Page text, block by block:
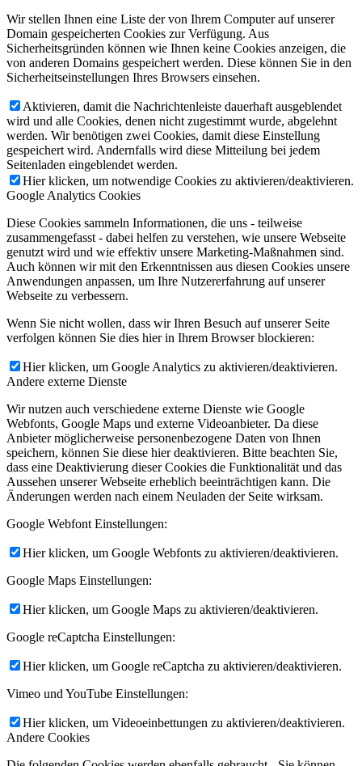
Wir stellen Ihnen eine Liste der von Ihrem Computer auf unserer
Domain gespeicherten Cookies zur Verfügung. Aus
Sicherheitsgründen können wie Ihnen keine Cookies anzeigen, die
von anderen Domains gespeichert werden. Diese können Sie in den
Sicherheitseinstellungen Ihres Browsers einsehen.
Aktivieren, damit die Nachrichtenleiste dauerhaft ausgeblendet
wird und alle Cookies, denen nicht zugestimmt wurde, abgelehnt
werden. Wir benötigen zwei Cookies, damit diese Einstellung
gespeichert wird. Andernfalls wird diese Mitteilung bei jedem
Seitenladen eingeblendet werden.
Hier klicken, um notwendige Cookies zu aktivieren/deaktivieren.
Google Analytics Cookies
Diese Cookies sammeln Informationen, die uns - teilweise
zusammengefasst - dabei helfen zu verstehen, wie unsere Webseite
genutzt wird und wie effektiv unsere Marketing-Maßnahmen sind.
Auch können wir mit den Erkenntnissen aus diesen Cookies unsere
Anwendungen anpassen, um Ihre Nutzererfahrung auf unserer
Webseite zu verbessern.
Wenn Sie nicht wollen, dass wir Ihren Besuch auf unserer Seite
verfolgen können Sie dies hier in Ihrem Browser blockieren:
Hier klicken, um Google Analytics zu aktivieren/deaktivieren.
Andere externe Dienste
Wir nutzen auch verschiedene externe Dienste wie Google
Webfonts, Google Maps und externe Videoanbieter. Da diese
Anbieter möglicherweise personenbezogene Daten von Ihnen
speichern, können Sie diese hier deaktivieren. Bitte beachten Sie,
dass eine Deaktivierung dieser Cookies die Funktionalität und das
Aussehen unserer Webseite erheblich beeinträchtigen kann. Die
Änderungen werden nach einem Neuladen der Seite wirksam.
Google Webfont Einstellungen:
Hier klicken, um Google Webfonts zu aktivieren/deaktivieren.
Google Maps Einstellungen:
Hier klicken, um Google Maps zu aktivieren/deaktivieren.
Google reCaptcha Einstellungen:
Hier klicken, um Google reCaptcha zu aktivieren/deaktivieren.
Vimeo und YouTube Einstellungen:
Hier klicken, um Videoeinbettungen zu aktivieren/deaktivieren.
Andere Cookies